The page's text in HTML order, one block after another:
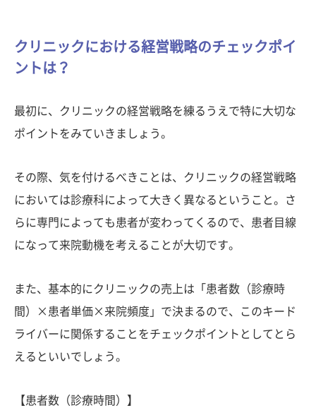
クリニックにおける経営戦略のチェックポイ
ントは？
最初に、クリニックの経営戦略を練るうえで特に大切な
ポイントをみていきましょう。
その際、気を付けるべきことは、クリニックの経営戦略
においては診療科によって大きく異なるということ。さ
らに専門によっても患者が変わってくるので、患者目線
になって来院動機を考えることが大切です。
また、基本的にクリニックの売上は「患者数（診療時
間）×患者単価×来院頻度」で決まるので、このキード
ライバーに関係することをチェックポイントとしてとら
えるといいでしょう。
【患者数（診療時間）】